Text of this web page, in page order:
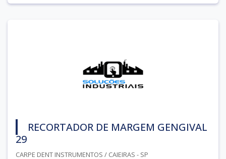
RECORTADOR DE MARGEM GENGIVAL
29
CARPE DENT INSTRUMENTOS / CAIEIRAS - SP